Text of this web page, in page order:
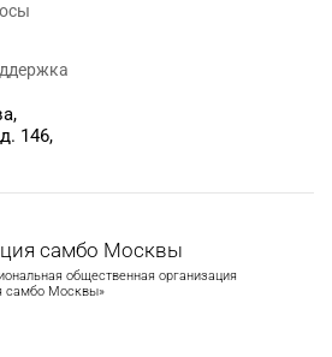
самбо Москвы
общественная организация
самбо Москвы»
146,